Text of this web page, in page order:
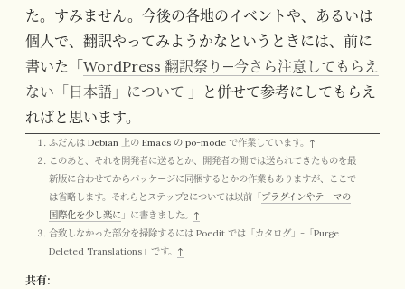
た。すみません。今後の各地のイベントや、あるいは
個人で、翻訳やってみようかなというときには、前に
書いた「WordPress 翻訳祭り—今さら注意してもらえ
ない「日本語」について 」と併せて参考にしてもらえ
ればと思います。
ふだんは Debian 上の Emacs の po-mode で作業しています。 ↑
このあと、それを開発者に送るとか、開発者の側では送られてきたものを最
新版に合わせてからパッケージに同梱するとかの作業もありますが、ここで
は省略します。それらとステップ2については以前「プラグインやテーマの
国際化を少し楽に 」に書きました。 ↑
合致しなかった部分を掃除するには Poedit では「カタログ」-「Purge
Deleted Translations」です。 ↑
共有: